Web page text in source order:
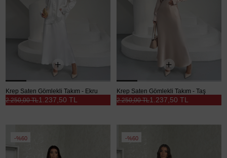
Krep Saten Gömlekli Takım - Ekru
1.237,50 TL
2.250,00 TL
Krep Saten Gömlekli Takım - Taş
1.237,50 TL
2.250,00 TL
%60 %60